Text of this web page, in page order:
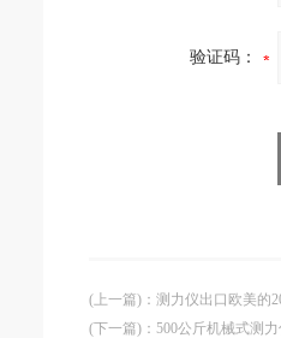
验证码：
(上一篇) ： 测力仪出口欧美的
(下一篇) ： 500公斤机械式测